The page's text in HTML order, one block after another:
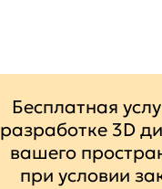
Бесплатная
разработке 3D
вашего
при условии